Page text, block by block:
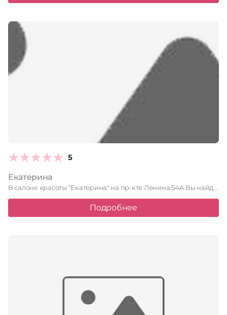
5
Екатерина
В салоне красоты "Екатерина" на пр-кте Ленина 54А Вы найдете …
Подробнее